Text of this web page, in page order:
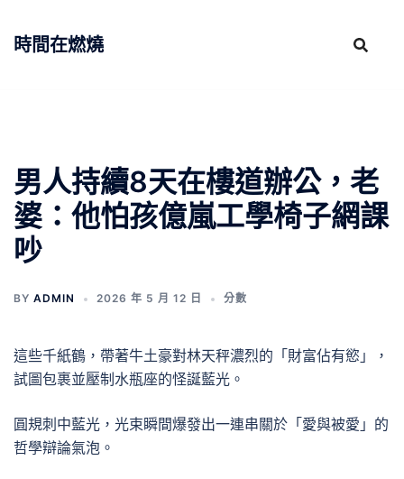
時間在燃燒
男人持續8天在樓道辦公，老
婆：他怕孩億嵐工學椅子網課
吵
BY ADMIN 2026 年 5 月 12 日 分數
這些千紙鶴，帶著牛土豪對林天秤濃烈的「財富佔有慾」，
試圖包裹並壓制水瓶座的怪誕藍光。
圓規刺中藍光，光束瞬間爆發出一連串關於「愛與被愛」的
哲學辯論氣泡。